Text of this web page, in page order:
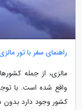
راهنمای سفر با تور
مالزی، از جمله
واقع شده است. با
کشور وجود دارد بدون